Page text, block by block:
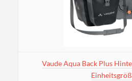
Vaude Aqua Back Plus